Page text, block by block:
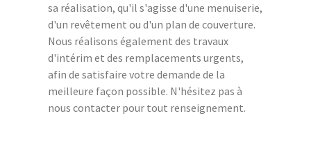
sa réalisation, qu'il s'agisse d'une menuiserie,
d'un revêtement ou d'un plan de couverture.
Nous réalisons également des travaux
d'intérim et des remplacements urgents,
afin de satisfaire votre demande de la
meilleure façon possible. N'hésitez pas à
nous contacter pour tout renseignement.